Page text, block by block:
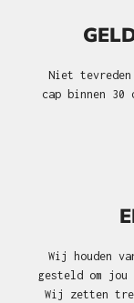
Niet
cap binnen 30
Wij houden
gesteld om
Wij zetten